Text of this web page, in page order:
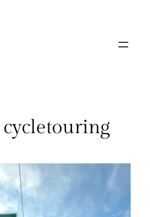
cycletouring